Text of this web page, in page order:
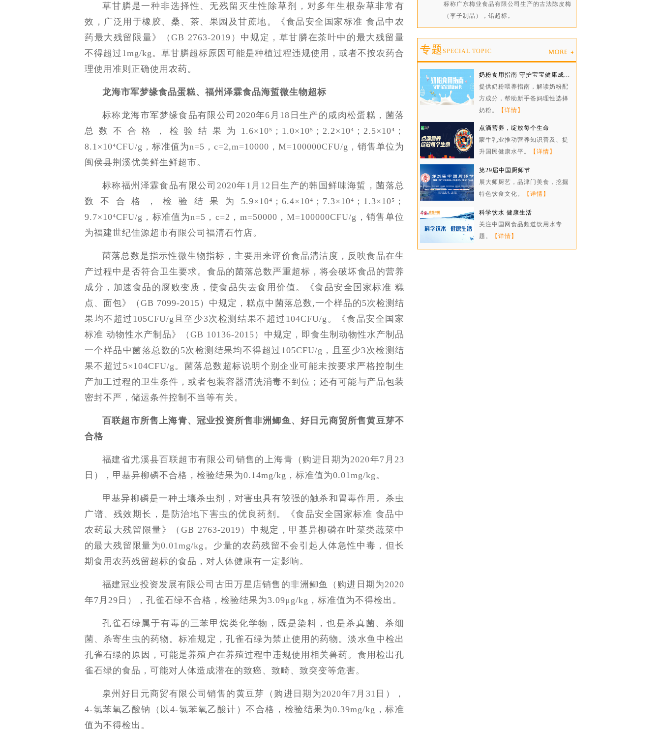
草甘膦是一种非选择性、无残留灭生性除草剂，对多年生根杂草非常有
效，广泛用于橡胶、桑、茶、果园及甘蔗地。《食品安全国家标准 食品中农
药最大残留限量》（GB 2763-2019）中规定，草甘膦在茶叶中的最大残留量
不得超过1mg/kg。草甘膦超标原因可能是种植过程违规使用，或者不按农药合
理使用准则正确使用农药。
龙海市军梦缘食品蛋糕、福州泽霖食品海蜇微生物超标
标称龙海市军梦缘食品有限公司2020年6月18日生产的咸肉松蛋糕，菌落
总数不合格，检验结果为1.6×10⁵；1.0×10⁵；2.2×10⁴；2.5×10⁴；
8.1×10⁴CFU/g，标准值为n=5，c=2,m=10000，M=100000CFU/g，销售单位为
闽侯县荆溪优美鲜生鲜超市。
标称福州泽霖食品有限公司2020年1月12日生产的韩国鲜味海蜇，菌落总
数不合格，检验结果为5.9×10⁴；6.4×10⁴；7.3×10⁴；1.3×10⁵；
9.7×10⁴CFU/g，标准值为n=5，c=2，m=50000，M=100000CFU/g，销售单位
为福建世纪佳源超市有限公司福清石竹店。
菌落总数是指示性微生物指标，主要用来评价食品清洁度，反映食品在生
产过程中是否符合卫生要求。食品的菌落总数严重超标，将会破坏食品的营养
成分，加速食品的腐败变质，使食品失去食用价值。《食品安全国家标准 糕
点、面包》（GB 7099-2015）中规定，糕点中菌落总数,一个样品的5次检测结
果均不超过105CFU/g且至少3次检测结果不超过104CFU/g。《食品安全国家
标准 动物性水产制品》（GB 10136-2015）中规定，即食生制动物性水产制品
一个样品中菌落总数的5次检测结果均不得超过105CFU/g，且至少3次检测结
果不超过5×104CFU/g。菌落总数超标说明个别企业可能未按要求严格控制生
产加工过程的卫生条件，或者包装容器清洗消毒不到位；还有可能与产品包装
密封不严，储运条件控制不当等有关。
百联超市所售上海青、冠业投资所售非洲鲫鱼、好日元商贸所售黄豆芽不
合格
福建省尤溪县百联超市有限公司销售的上海青（购进日期为2020年7月23
日），甲基异柳磷不合格，检验结果为0.14mg/kg，标准值为0.01mg/kg。
甲基异柳磷是一种土壤杀虫剂，对害虫具有较强的触杀和胃毒作用。杀虫
广谱、残效期长，是防治地下害虫的优良药剂。《食品安全国家标准 食品中
农药最大残留限量》（GB 2763-2019）中规定，甲基异柳磷在叶菜类蔬菜中
的最大残留限量为0.01mg/kg。少量的农药残留不会引起人体急性中毒，但长
期食用农药残留超标的食品，对人体健康有一定影响。
福建冠业投资发展有限公司古田万星店销售的非洲鲫鱼（购进日期为2020
年7月29日），孔雀石绿不合格，检验结果为3.09μg/kg，标准值为不得检出。
孔雀石绿属于有毒的三苯甲烷类化学物，既是染料，也是杀真菌、杀细
菌、杀寄生虫的药物。标准规定，孔雀石绿为禁止使用的药物。淡水鱼中检出
孔雀石绿的原因，可能是养殖户在养殖过程中违规使用相关兽药。食用检出孔
雀石绿的食品，可能对人体造成潜在的致癌、致畸、致突变等危害。
泉州好日元商贸有限公司销售的黄豆芽（购进日期为2020年7月31日），
4-氯苯氧乙酸钠（以4-氯苯氧乙酸计）不合格，检验结果为0.39mg/kg，标准
值为不得检出。
标称广东梅业食品有限公司生产的古法陈皮梅
（李子制品），铅超标。
专题SPECIAL TOPIC
奶粉食用指南 守护宝宝健康成...
提供奶粉喂养指南，解读奶粉配
方成分，帮助新手爸妈理性选择
奶粉。
【详情】
点滴营养，绽放每个生命
蒙牛乳业推动营养知识普及、提
升国民健康水平。
【详情】
第29届中国厨师节
展大师厨艺，品津门美食，挖掘
特色饮食文化。
【详情】
科学饮水 健康生活
关注中国网食品频道饮用水专
题。
【详情】